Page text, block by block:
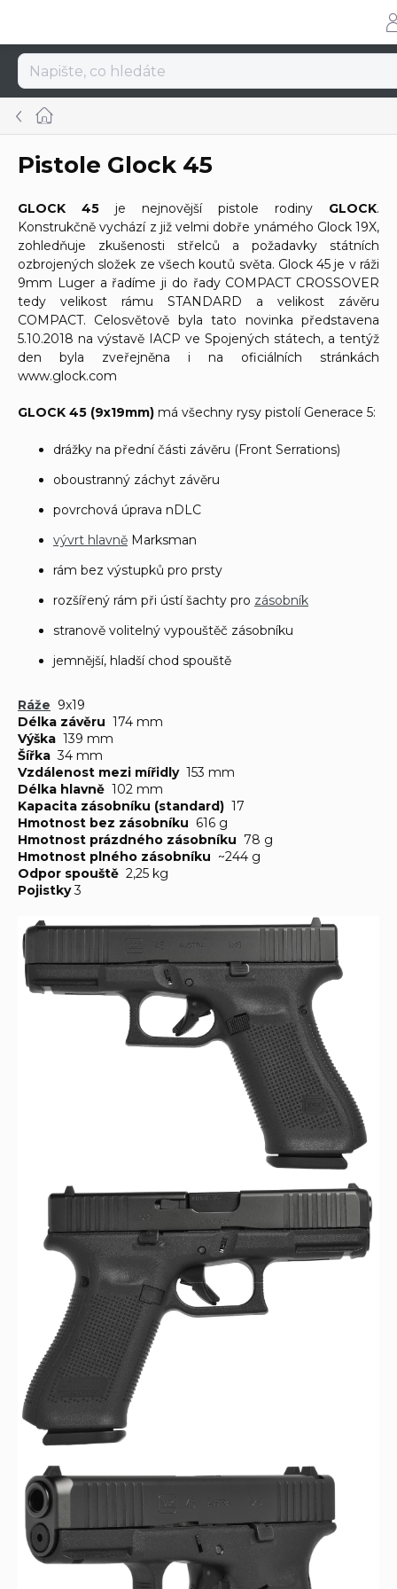
obsah
Domů
Pistole Glock 45
GLOCK 45 je nejnovější pistole rodiny GLOCK.
Konstrukčně vychází z již velmi dobře ynámého Glock 19X,
zohledňuje zkušenosti střelců a požadavky státních
ozbrojených složek ze všech koutů světa. Glock 45 je v ráži
9mm Luger a řadíme ji do řady COMPACT CROSSOVER
tedy velikost rámu STANDARD a velikost závěru
COMPACT. Celosvětově byla tato novinka představena
5.10.2018 na výstavě IACP ve Spojených státech, a tentýž
den byla zveřejněna i na oficiálních stránkách
www.glock.com
GLOCK 45 (9x19mm) má všechny rysy pistolí Generace 5:
drážky na přední části závěru (Front Serrations)
oboustranný záchyt závěru
povrchová úprava nDLC
vývrt hlavně Marksman
rám bez výstupků pro prsty
rozšířený rám při ústí šachty pro zásobník
stranově volitelný vypouštěč zásobníku
jemnější, hladší chod spouště
Ráže 9x19
Délka závěru 174 mm
Výška 139 mm
Šířka34 mm
Vzdálenost mezi mířidly 153 mm
Délka hlavně 102 mm
Kapacita zásobníku (standard) 17
Hmotnost bez zásobníku 616 g
Hmotnost prázdného zásobníku 78 g
Hmotnost plného zásobníku ~244 g
Odpor spouště 2,25 kg
Pojistky3